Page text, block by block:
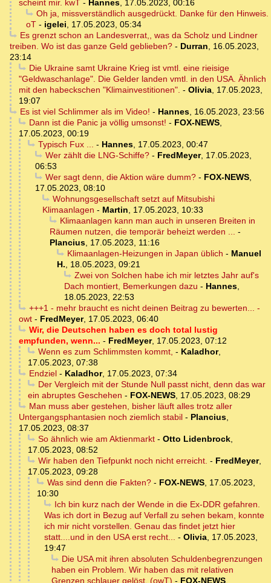
scheint mir. kwT - Hannes, 17.05.2023, 00:16
Oh ja, missverständlich ausgedrückt. Danke für den Hinweis.
oT - igelei, 17.05.2023, 05:34
Es grenzt schon an Landesverrat,, was da Scholz und Lindner
treiben. Wo ist das ganze Geld geblieben? - Durran, 16.05.2023,
23:14
Die Ukraine samt Ukraine Krieg ist vmtl. eine rieisige
"Geldwaschanlage". Die Gelder landen vmtl. in den USA. Ähnlich
mit den habeckschen "Klimainvestitionen". - Olivia, 17.05.2023,
19:07
Es ist viel Schlimmer als im Video! - Hannes, 16.05.2023, 23:56
Dann ist die Panic ja völlig umsonst! - FOX-NEWS,
17.05.2023, 00:19
Typisch Fux ... - Hannes, 17.05.2023, 00:47
Wer zählt die LNG-Schiffe?- FredMeyer, 17.05.2023,
06:53
Wer sagt denn, die Aktion wäre dumm?- FOX-NEWS,
17.05.2023, 08:10
Wohnungsgesellschaft setzt auf Mitsubishi
Klimaanlagen - Martin, 17.05.2023, 10:33
Klimaanlagen kann man auch in unseren Breiten in
Räumen nutzen, die temporär beheizt werden ... -
Plancius, 17.05.2023, 11:16
Klimaanlagen-Heizungen in Japan üblich - Manuel
H., 18.05.2023, 09:21
Zwei von Solchen habe ich mir letztes Jahr auf's
Dach montiert, Bemerkungen dazu - Hannes,
18.05.2023, 22:53
+++1 - mehr braucht es nicht deinen Beitrag zu bewerten... -
owt - FredMeyer, 17.05.2023, 06:40
Wir, die Deutschen haben es doch total lustig
empfunden, wenn... - FredMeyer, 17.05.2023, 07:12
Wenn es zum Schlimmsten kommt, - Kaladhor,
17.05.2023, 07:38
Endziel- Kaladhor, 17.05.2023, 07:34
Der Vergleich mit der Stunde Null passt nicht, denn das war
ein abruptes Geschehen - FOX-NEWS, 17.05.2023, 08:29
Man muss aber gestehen, bisher läuft alles trotz aller
Untergangsphantasien noch ziemlich stabil - Plancius,
17.05.2023, 08:37
So ähnlich wie am Aktienmarkt- Otto Lidenbrock,
17.05.2023, 08:52
Wir haben den Tiefpunkt noch nicht erreicht. - FredMeyer,
17.05.2023, 09:28
Was sind denn die Fakten?- FOX-NEWS, 17.05.2023,
10:30
Ich bin kurz nach der Wende in die Ex-DDR gefahren.
Was ich dort in Bezug auf Verfall zu sehen bekam, konnte
ich mir nicht vorstellen. Genau das findet jetzt hier
statt....und in den USA erst recht... - Olivia, 17.05.2023,
19:47
Die USA mit ihren absoluten Schuldenbegrenzungen
haben ein Problem. Wir haben das mit relativen
Grenzen schlauer gelöst. (owT) - FOX-NEWS,